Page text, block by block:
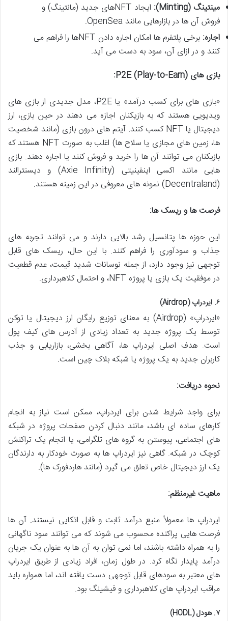
مینتینگ (Minting):
ایجاد NFTهای جدید (مانتینگ) و
فروش آن ها در بازارهایی مانند OpenSea.
اجاره:
برخی پلتفرم ها امکان اجاره دادن NFTها را فراهم می
کنند و در ازای آن، سود به دست می آید.
بازی های P2E (Play-to-Earn):
«بازی های برای کسب درآمد» یا P2E، مدل جدیدی از بازی های
ویدیویی هستند که به بازیکنان اجازه می دهند در حین بازی، ارز
دیجیتال یا NFT کسب کنند. آیتم های درون بازی (مانند شخصیت
ها، زمین های مجازی یا سلاح ها) اغلب به صورت NFT هستند که
بازیکنان می توانند آن ها را خرید و فروش کنند یا اجاره دهند. بازی
هایی مانند اکسی اینفینیتی (Axie Infinity) و دیسنترالند
(Decentraland) نمونه های معروفی در این زمینه هستند.
فرصت ها و ریسک ها:
این حوزه ها پتانسیل رشد بالایی دارند و می توانند تجربه های
جذاب و سودآوری را فراهم کنند. با این حال، ریسک های قابل
توجهی نیز وجود دارد، از جمله نوسانات شدید قیمت، عدم قطعیت
در موفقیت یک بازی یا پروژه NFT، و احتمال کلاهبرداری.
۶. ایردراپ (Airdrop)
«ایردراپ» (Airdrop) به معنای توزیع رایگان ارز دیجیتال یا توکن
توسط یک پروژه جدید به تعداد زیادی از آدرس های کیف پول
است. هدف اصلی ایردراپ ها، آگاهی بخشی، بازاریابی و جذب
کاربران جدید به یک پروژه یا شبکه بلاک چین است.
نحوه دریافت:
برای واجد شرایط شدن برای ایردراپ، ممکن است نیاز به انجام
کارهای ساده ای باشد، مانند دنبال کردن صفحات پروژه در شبکه
های اجتماعی، پیوستن به گروه های تلگرامی، یا انجام یک تراکنش
کوچک در شبکه. گاهی نیز ایردراپ ها به صورت خودکار به دارندگان
یک ارز دیجیتال خاص تعلق می گیرد (مانند هاردفورک ها).
ماهیت غیرمنظم:
ایردراپ ها معمولاً منبع درآمد ثابت و قابل اتکایی نیستند. آن ها
فرصت هایی پراکنده محسوب می شوند که می توانند سود ناگهانی
را به همراه داشته باشند، اما نمی توان به آن ها به عنوان یک جریان
درآمد پایدار نگاه کرد. در طول زمان، افراد زیادی از طریق ایردراپ
های معتبر به سودهای قابل توجهی دست یافته اند، اما همواره باید
مراقب ایردراپ های کلاهبرداری و فیشینگ بود.
۷. هودل (HODL)